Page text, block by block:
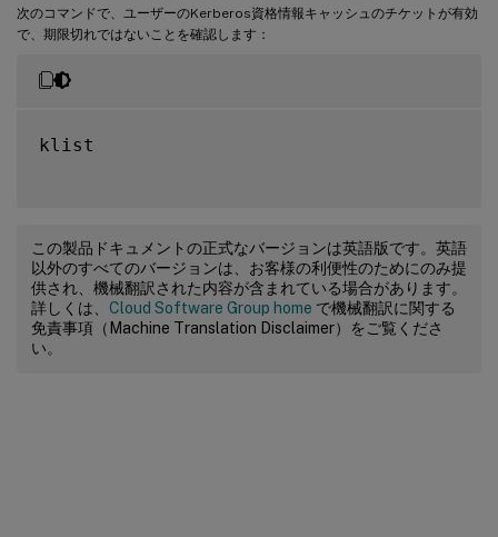
次のコマンドで、ユーザーのKerberos資格情報キャッシュのチケットが有効
で、期限切れではないことを確認します：
klist
この製品ドキュメントの正式なバージョンは英語版です。英語
以外のすべてのバージョンは、お客様の利便性のためにのみ提
供され、機械翻訳された内容が含まれている場合があります。
詳しくは、 Cloud Software Group home で機械翻訳に関する
免責事項（Machine Translation Disclaimer）をご覧くださ
い。